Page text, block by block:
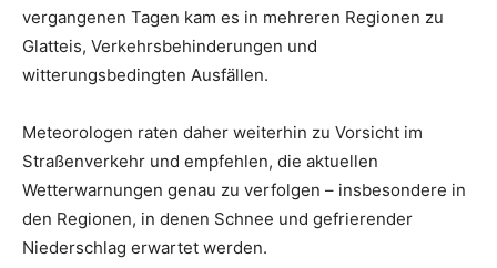
vergangenen Tagen kam es in mehreren Regionen zu
Glatteis, Verkehrsbehinderungen und
witterungsbedingten Ausfällen.
Meteorologen raten daher weiterhin zu Vorsicht im
Straßenverkehr und empfehlen, die aktuellen
Wetterwarnungen genau zu verfolgen – insbesondere in
den Regionen, in denen Schnee und gefrierender
Niederschlag erwartet werden.